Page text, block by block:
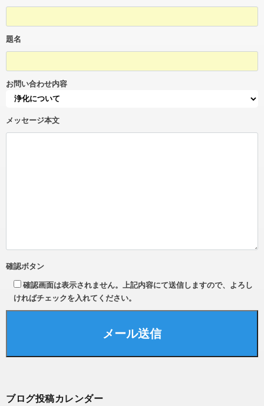
題名
お問い合わせ内容
メッセージ本文
確認ボタン
確認画面は表示されません。上記内容にて送信しますので、よろし
ければチェックを入れてください。
ブログ投稿カレンダー